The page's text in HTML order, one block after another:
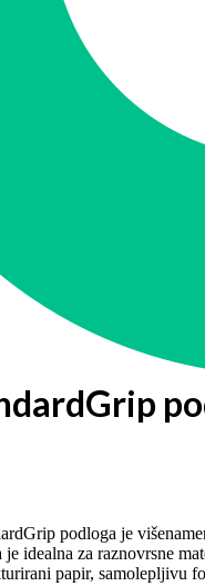
podloga je
idealna za raznovrsne
papir, samolepljivu